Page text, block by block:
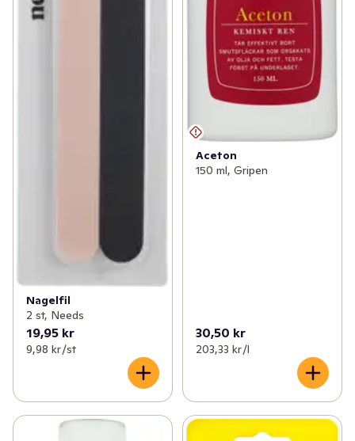
Nagelfil
2 st, Needs
19,95 kr
9,98 kr /st
Aceton
150 ml, Gripen
30,50 kr
203,33 kr /l